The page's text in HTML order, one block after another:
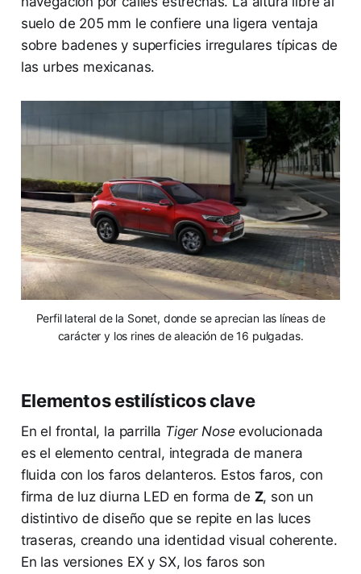
suelo de 205 mm le confiere una ligera ventaja
sobre badenes y superficies irregulares típicas de
las urbes mexicanas.
Perfil lateral de la Sonet, donde se aprecian las líneas de
carácter y los rines de aleación de 16 pulgadas.
Elementos estilísticos clave
En el frontal, la parrilla Tiger Nose evolucionada
es el elemento central, integrada de manera
fluida con los faros delanteros. Estos faros, con
firma de luz diurna LED en forma de Z, son un
distintivo de diseño que se repite en las luces
traseras, creando una identidad visual coherente.
En las versiones EX y SX, los faros son